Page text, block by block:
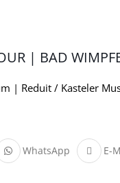
| BAD
| Reduit / Kasteler
WhatsApp E-